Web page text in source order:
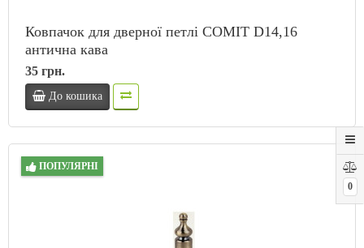
0
Ковпачок для дверної петлі COMIT D14,16
антична кава
35 грн.
До кошика
ПОПУЛЯРНІ